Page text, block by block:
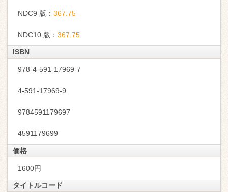
NDC9 版： 367.75
NDC10 版： 367.75
ISBN
978-4-591-17969-7
4-591-17969-9
9784591179697
4591179699
価格
1600円
タイトルコード